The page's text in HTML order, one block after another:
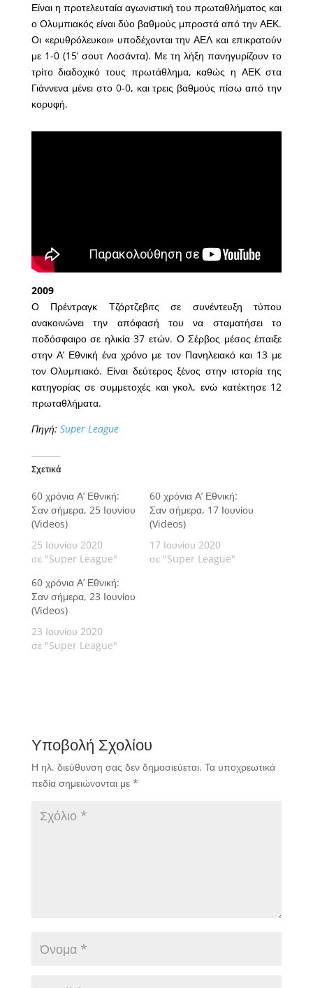
Είναι η προτελευταία αγωνιστική του πρωταθλήματος και
ο Ολυμπιακός είναι δύο βαθμούς μπροστά από την ΑΕΚ.
Οι «ερυθρόλευκοι» υποδέχονται την ΑΕΛ και επικρατούν
με 1-0 (15’ σουτ Λοσάντα). Με τη λήξη πανηγυρίζουν το
τρίτο διαδοχικό τους πρωτάθλημα, καθώς η ΑΕΚ στα
Γιάννενα μένει στο 0-0, και τρεις βαθμούς πίσω από την
κορυφή.
2009
Ο Πρέντραγκ Τζόρτζεβιτς σε συνέντευξη τύπου
ανακοινώνει την απόφασή του να σταματήσει το
ποδόσφαιρο σε ηλικία 37 ετών. Ο Σέρβος μέσος έπαιξε
στην Α’ Εθνική ένα χρόνο με τον Πανηλειακό και 13 με
τον Ολυμπιακό. Είναι δεύτερος ξένος στην ιστορία της
κατηγορίας σε συμμετοχές και γκολ, ενώ κατέκτησε 12
πρωταθλήματα.
Πηγή: Super League
Σχετικά
60 χρόνια Α’ Εθνική:
Σαν σήμερα, 25 Ιουνίου
(Videos)
25 Ιουνίου 2020
σε "Super League"
60 χρόνια Α’ Εθνική:
Σαν σήμερα, 17 Ιουνίου
(Videos)
17 Ιουνίου 2020
σε "Super League"
60 χρόνια Α’ Εθνική:
Σαν σήμερα, 23 Ιουνίου
(Videos)
23 Ιουνίου 2020
σε "Super League"
Υποβολή Σχολίου
Η ηλ. διεύθυνση σας δεν δημοσιεύεται. Τα υποχρεωτικά
πεδία σημειώνονται με *